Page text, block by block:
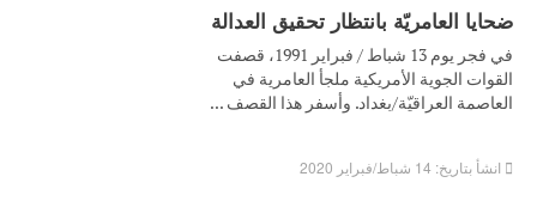
ضحايا العامريّة بانتظار تحقيق العدالة
في فجر يوم 13 شباط / فبراير 1991، قصفت
القوات الجوية الأمريكية ملجأ العامرية في
العاصمة العراقيّة/بغداد. وأسفر هذا القصف ...
انشأ بتاريخ: 14 شباط/فبراير 2020